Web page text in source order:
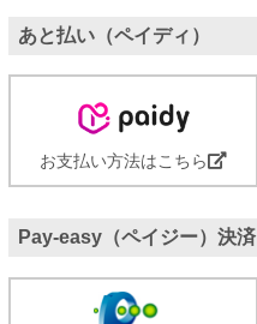
あと払い（ペイディ）
お支払い方法はこちら
Pay-easy（ペイジー）決済